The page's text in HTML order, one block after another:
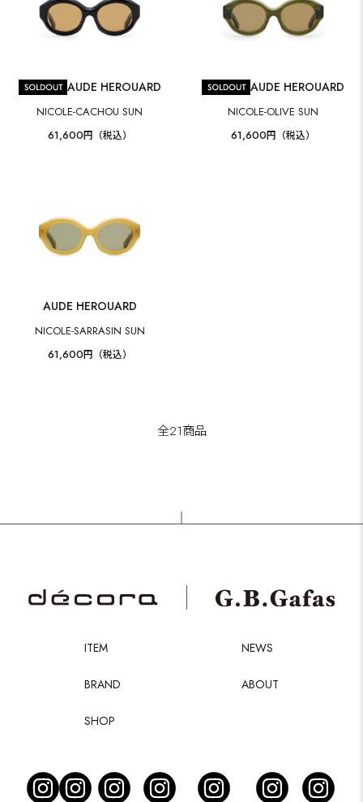
AUDE HEROUARD
NICOLE-CACHOU SUN
61,600円（税込）
AUDE HEROUARD
NICOLE-OLIVE SUN
61,600円（税込）
AUDE HEROUARD
NICOLE-SARRASIN SUN
61,600円（税込）
全21商品
ITEM
BRAND
SHOP
NEWS
ABOUT